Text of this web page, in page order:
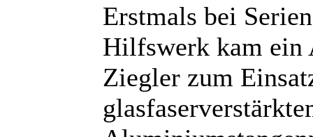
Erstmals bei
Hilfswerk kam ein
Ziegler zum